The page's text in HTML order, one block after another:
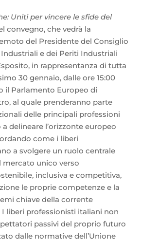
Uniti per vincere le sfide del
convegno, che vedrà la
del Presidente del Consiglio
e dei Periti Industriali
in rappresentanza di tutta
30 gennaio, dalle ore 15:00
il Parlamento Europeo di
al quale prenderanno parte
delle principali professioni
delineare l’orizzonte europeo
come i liberi
a svolgere un ruolo centrale
mercato unico verso
inclusiva e competitiva,
le proprie competenze e la
chiave della corrente
I liberi professionisti italiani non
passivi del proprio futuro
dalle normative dell’Unione